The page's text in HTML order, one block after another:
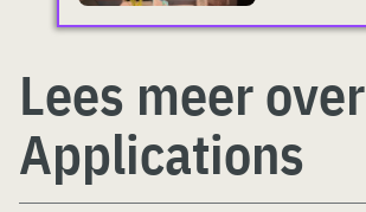
Lees meer over
Applications